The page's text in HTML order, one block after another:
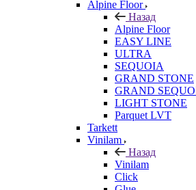
Alpine Floor
Назад
Alpine Floor
EASY LINE
ULTRA
SEQUOIA
GRAND STONE
GRAND
LIGHT STONE
Parquet LVT
Tarkett
Vinilam
Назад
Vinilam
Click